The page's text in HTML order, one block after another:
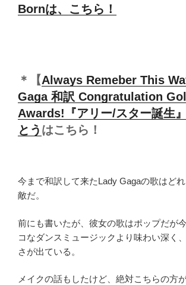
Bornは、こちら！
＊【Always Remeber This
Gaga 和訳 Congratulation
Awards!『アリー/スター誕生
とう はこちら！
今まで和訳して来たLady Gagaの歌はど
敵だ。
前にも書いたが、彼女の歌はポップだが
コなダンスミュージックより味わい深く
さが出ている。
メイクの話もしたけど、絶対こちらの方